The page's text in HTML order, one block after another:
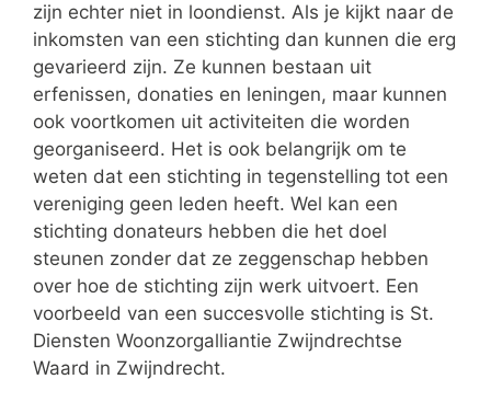
zijn echter niet in loondienst. Als je kijkt naar de
inkomsten van een stichting dan kunnen die erg
gevarieerd zijn. Ze kunnen bestaan uit
erfenissen, donaties en leningen, maar kunnen
ook voortkomen uit activiteiten die worden
georganiseerd. Het is ook belangrijk om te
weten dat een stichting in tegenstelling tot een
vereniging geen leden heeft. Wel kan een
stichting donateurs hebben die het doel
steunen zonder dat ze zeggenschap hebben
over hoe de stichting zijn werk uitvoert. Een
voorbeeld van een succesvolle stichting is St.
Diensten Woonzorgalliantie Zwijndrechtse
Waard in Zwijndrecht.